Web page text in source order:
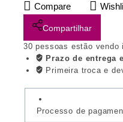
Compare
Compartilhar
30 pessoas estão vendo
Prazo de entrega
Primeira troca e
Processo de